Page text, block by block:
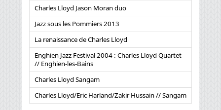
Charles Lloyd Jason Moran duo
Jazz sous les Pommiers 2013
La renaissance de Charles Lloyd
Enghien Jazz Festival 2004 : Charles Lloyd Quartet
// Enghien-les-Bains
Charles Lloyd Sangam
Charles Lloyd/Eric Harland/Zakir Hussain // Sangam